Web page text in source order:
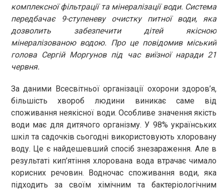
комплексної фільтрації та мінералізації води. Система
передбачає 9-ступеневу очистку питної води, яка
дозволить забезпечити дітей якісною
мінералізованою водою. Про це повідомив міський
голова Сергій Моргунов під час виїзної наради 21
червня.
За даними Всесвітньої організації охорони здоров’я,
більшість хвороб людини виникає саме від
споживання неякісної води. Особливе значення якість
води має для дитячого організму. У 98% українських
шкіл та садочків сьогодні використовують хлоровану
воду. Це є найдешевший спосіб знезараження. Але в
результаті кип’ятіння хлорована вода втрачає чимало
корисних речовин. Водночас споживання води, яка
підходить за своїм хімічним та бактеріологічним